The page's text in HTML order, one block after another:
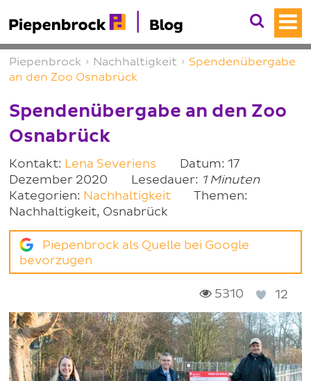
Piepenbrock › Nachhaltigkeit › Spendenübergabe
an den Zoo Osnabrück
Spendenübergabe an den Zoo
Osnabrück
Kontakt: Lena Severiens
Datum: 17
Dezember 2020
Lesedauer: 1 Minuten
Kategorien: Nachhaltigkeit
Themen:
Nachhaltigkeit, Osnabrück
Piepenbrock als Quelle bei Google
bevorzugen
5310 12